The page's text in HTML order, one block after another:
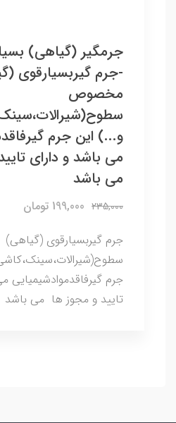
جرمگیر (گیاهی)
-جرم گیربسیارقوی
مخصوص
و...) این جرم
می باشد و دارای
می باشد
235,000 199,000 تومان
جرم گیربسیارقوی
جرم گیرفاقدموادشیمیایی
تایید و مجوز ها می باشد